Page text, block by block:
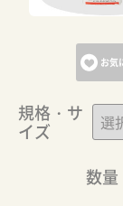
お気
規格・サ
イズ
数量